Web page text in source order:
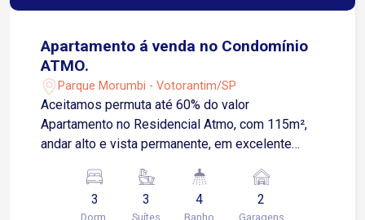
Apartamento á venda no Condomínio
ATMO.
Parque Morumbi - Votorantim/SP
Aceitamos permuta até 60% do valor
Apartamento no Residencial Atmo, com 115m²,
andar alto e vista permanente, em excelente
Shopping Iguatemi Esplanada. Diferenciais do
3
Dorm.
3
Suítes
4
Banho
2
Garagens